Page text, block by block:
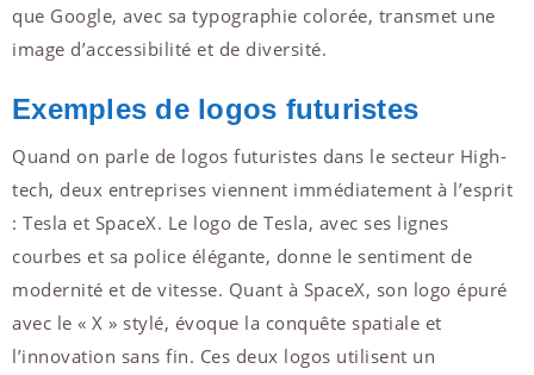
que Google, avec sa typographie colorée, transmet une
image d’accessibilité et de diversité.
Exemples de logos futuristes
Quand on parle de logos futuristes dans le secteur High-
tech, deux entreprises viennent immédiatement à l’esprit
: Tesla et SpaceX. Le logo de Tesla, avec ses lignes
courbes et sa police élégante, donne le sentiment de
modernité et de vitesse. Quant à SpaceX, son logo épuré
avec le « X » stylé, évoque la conquête spatiale et
l’innovation sans fin. Ces deux logos utilisent un